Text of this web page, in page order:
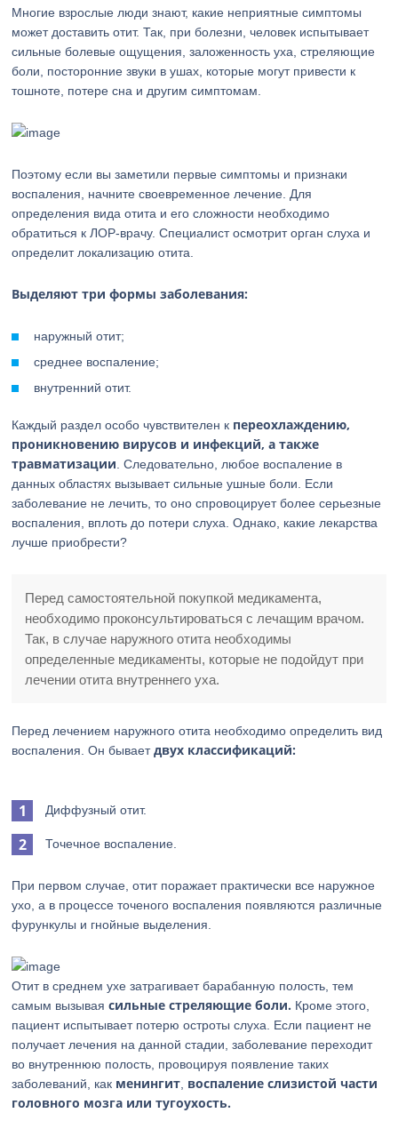
Многие взрослые люди знают, какие неприятные симптомы
может доставить отит. Так, при болезни, человек испытывает
сильные болевые ощущения, заложенность уха, стреляющие
боли, посторонние звуки в ушах, которые могут привести к
тошноте, потере сна и другим симптомам.
Поэтому если вы заметили первые симптомы и признаки
воспаления, начните своевременное лечение. Для
определения вида отита и его сложности необходимо
обратиться к ЛОР-врачу. Специалист осмотрит орган слуха и
определит локализацию отита.
Выделяют три формы заболевания:
наружный отит;
среднее воспаление;
внутренний отит.
Каждый раздел особо чувствителен к переохлаждению,
проникновению вирусов и инфекций, а также
травматизации . Следовательно, любое воспаление в
данных областях вызывает сильные ушные боли. Если
заболевание не лечить, то оно спровоцирует более серьезные
воспаления, вплоть до потери слуха. Однако, какие лекарства
лучше приобрести?
Перед самостоятельной покупкой медикамента,
необходимо проконсультироваться с лечащим врачом.
Так, в случае наружного отита необходимы
определенные медикаменты, которые не подойдут при
лечении отита внутреннего уха.
Перед лечением наружного отита необходимо определить вид
воспаления. Он бываетдвух классификаций:
Диффузный отит.
Точечное воспаление.
При первом случае, отит поражает практически все наружное
ухо, а в процессе точеного воспаления появляются различные
фурункулы и гнойные выделения.
Отит в среднем ухе затрагивает барабанную полость, тем
самым вызываясильные стреляющие боли. Кроме этого,
пациент испытывает потерю остроты слуха. Если пациент не
получает лечения на данной стадии, заболевание переходит
во внутреннюю полость, провоцируя появление таких
заболеваний, как менингит воспаление слизистой части
головного мозга или тугоухость.